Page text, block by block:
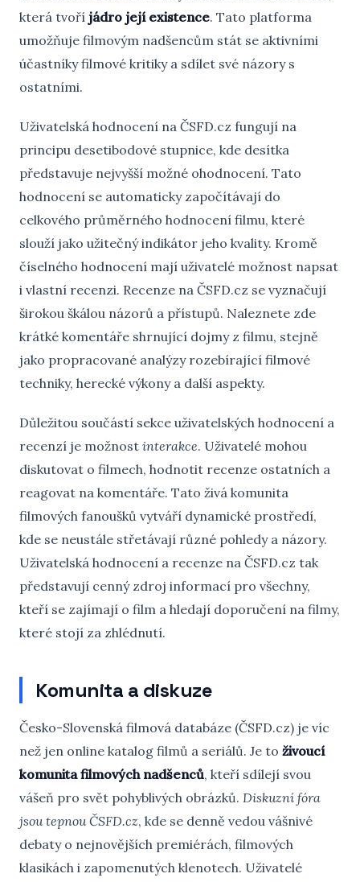
která tvoří jádro její existence. Tato platforma
umožňuje filmovým nadšencům stát se aktivními
účastníky filmové kritiky a sdílet své názory s
ostatními.
Uživatelská hodnocení na ČSFD.cz fungují na
principu desetibodové stupnice, kde desítka
představuje nejvyšší možné ohodnocení. Tato
hodnocení se automaticky započítávají do
celkového průměrného hodnocení filmu, které
slouží jako užitečný indikátor jeho kvality. Kromě
číselného hodnocení mají uživatelé možnost napsat
i vlastní recenzi. Recenze na ČSFD.cz se vyznačují
širokou škálou názorů a přístupů. Naleznete zde
krátké komentáře shrnující dojmy z filmu, stejně
jako propracované analýzy rozebírající filmové
techniky, herecké výkony a další aspekty.
Důležitou součástí sekce uživatelských hodnocení a
recenzí je možnost interakce. Uživatelé mohou
diskutovat o filmech, hodnotit recenze ostatních a
reagovat na komentáře. Tato živá komunita
filmových fanoušků vytváří dynamické prostředí,
kde se neustále střetávají různé pohledy a názory.
Uživatelská hodnocení a recenze na ČSFD.cz tak
představují cenný zdroj informací pro všechny,
kteří se zajímají o film a hledají doporučení na filmy,
které stojí za zhlédnutí.
Komunita a diskuze
Česko-Slovenská filmová databáze (ČSFD.cz) je víc
než jen online katalog filmů a seriálů. Je to živoucí
komunita filmových nadšenců, kteří sdílejí svou
vášeň pro svět pohyblivých obrázků. Diskuzní fóra
jsou tepnou ČSFD.cz, kde se denně vedou vášnivé
debaty o nejnovějších premiérách, filmových
klasikách i zapomenutých klenotech. Uživatelé